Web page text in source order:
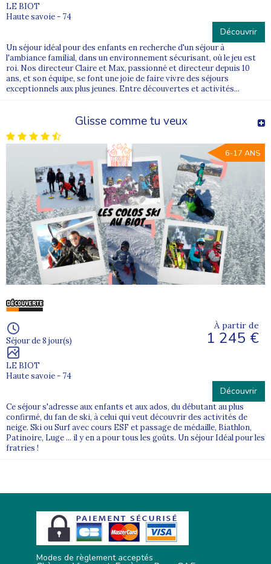
LE BIOT
Haute savoie - 74
Découvrir
Un séjour idéal pour des enfants en recherche d'un séjour à
l'ambiance familial, dans un environnement sécurisant, où le jeu est
roi. Nos directeur Claire et Max, passionné et directeur depuis 10
ans, et son équipe, se font une joie de faire vivre des séjours
exceptionnels aux plus jeunes. Entre découvertes et activités...
Glisse comme tu veux
6-17 ANS
Séjour de 8 jour(s)
LE BIOT
Haute savoie - 74
À partir de
1 245 €
Découvrir
Ce séjour s'adresse aux enfants et aux ados, du débutant au plus
confirmé, du fan de ski, à celui qui veut découvrir des activités de
neige. Ski ou Surf avec cours ESF et passage de médaille, Biathlon,
Patinoire, Luge ... il y en a pour tous les goûts. Un séjour Idéal pour les
fratries !
Modes de règlement acceptés